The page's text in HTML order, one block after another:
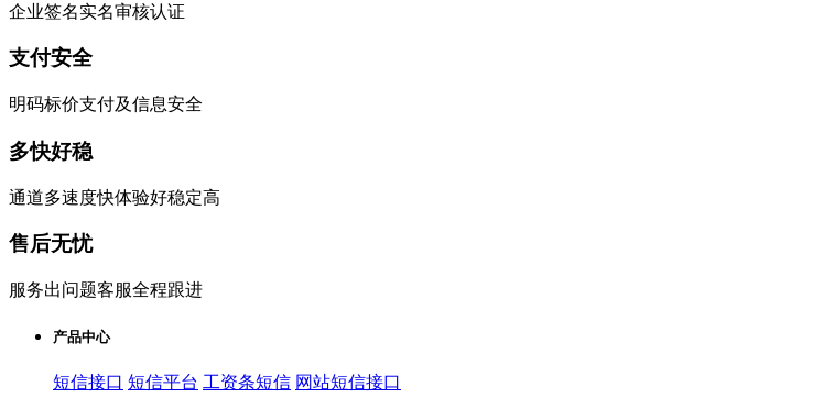
企业签名实名审核认证
支付安全
明码标价支付及信息安全
多快好稳
通道多速度快体验好稳定高
售后无忧
服务出问题客服全程跟进
产品中心
短信接口 短信平台 工资条短信 网站短信接口